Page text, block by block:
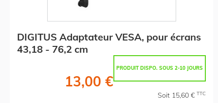
DIGITUS Adaptateur VESA, pour écrans
43,18 - 76,2 cm
PRODUIT DISPO. SOUS 2-10 JOURS
13,00 €
Soit 15,60 € TTC